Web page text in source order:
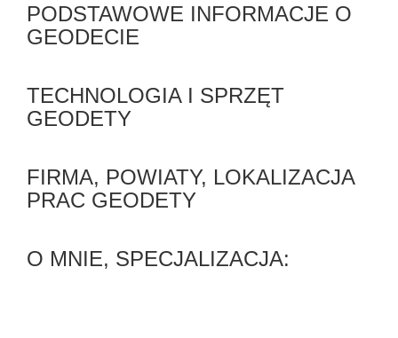
PODSTAWOWE INFORMACJE O
GEODECIE
TECHNOLOGIA I SPRZĘT
GEODETY
FIRMA, POWIATY, LOKALIZACJA
PRAC GEODETY
O MNIE, SPECJALIZACJA: